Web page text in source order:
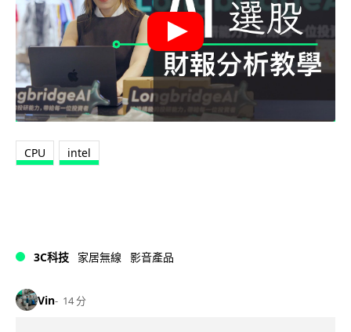
CPU intel
3C科技 家居無線 影音產品
Vin 14 分